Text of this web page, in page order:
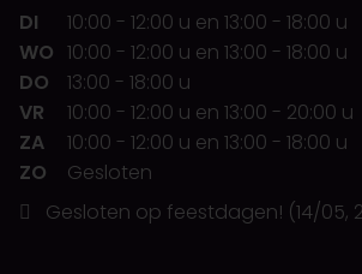
DI
10:00 - 12:00 u en 13:00 - 18:00 u
WO 10:00 - 12:00 u en 13:00 - 18:00 u
DO
13:00 - 18:00 u
VR
10:00 - 12:00 u en 13:00 - 20:00 u
ZA
10:00 - 12:00 u en 13:00 - 18:00 u
ZO
Gesloten
Gesloten op feestdagen! (14/05,